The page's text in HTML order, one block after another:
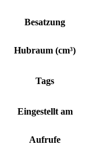
Besatzung
Hubraum (cm³)
Tags
Eingestellt am
Aufrufe